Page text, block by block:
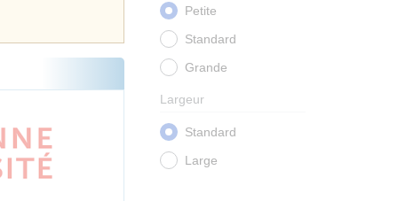
Petite
Standard
Grande
Largeur
Standard
Large